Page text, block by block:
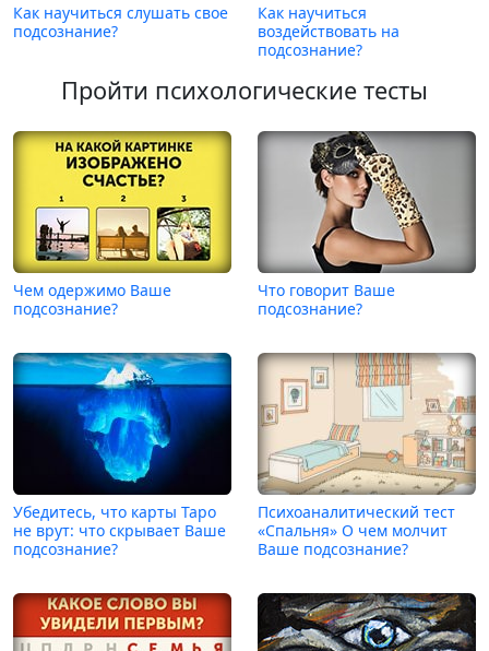
Как научиться слушать свое
подсознание?
Как научиться
воздействовать на
подсознание?
Пройти психологические тесты
Чем одержимо Ваше
подсознание?
Что говорит Ваше
подсознание?
Убедитесь, что карты Таро
не врут: что скрывает Ваше
подсознание?
Психоаналитический тест
«Спальня» О чем молчит
Ваше подсознание?